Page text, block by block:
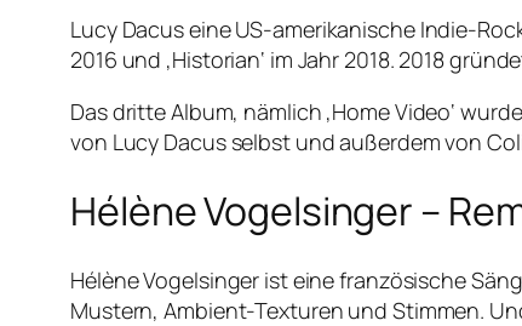
Lucy Dacus eine US-amerikanische Indie-
2016 und ‚Historian‘ im Jahr 2018. 2018
Das dritte Album, nämlich ‚Home Video‘
von Lucy Dacus selbst und außerdem von
Hélène Vogelsinger –
Hélène Vogelsinger ist eine französische
Mustern, Ambient-Texturen und Stimmen.